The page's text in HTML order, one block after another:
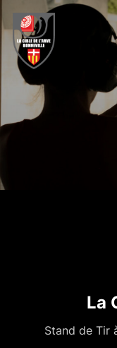
au
contenu
La
Stand de Tir